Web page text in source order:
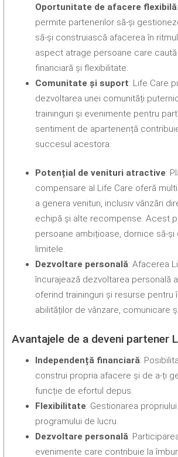
Oportunitate de afacere flexibilă
permite partenerilor să-și
să-și construiască afacerea în
aspect atrage persoane care
financiară și flexibilitate.
Comunitate și suport: Life Care
dezvoltarea unei comunități
traininguri și evenimente pentru
sentiment de apartenență
succesul acestora.
Potențial de venituri atractive:
compensare al Life Care oferă
a genera venituri, inclusiv vânzări
echipă și alte recompense. Acest
persoane ambițioase, dornice să-și
limitele.
Dezvoltare personală: Afacerea
încurajează dezvoltarea personală
oferind traininguri și resurse pentru
abilităților de vânzare, comunicare
Avantajele de a deveni partener
Independență financiară:
construi propria afacere și de a-ți
funcție de efortul depus.
Flexibilitate: Gestionarea
programului de lucru.
Dezvoltare personală:
evenimente care contribuie la